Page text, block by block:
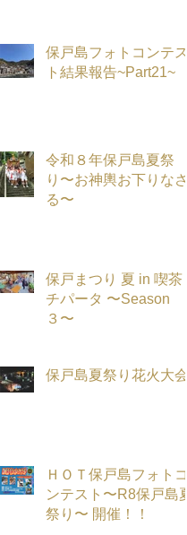
保戸島フォトコンテス
ト結果報告~Part21~
令和８年保戸島夏祭
り〜お神輿お下りなさ
る〜
保戸まつり 夏 in 喫茶
チパータ 〜Season
３〜
保戸島夏祭り花火大会
ＨＯＴ保戸島フォトコ
ンテスト〜R8保戸島夏
祭り〜 開催！！